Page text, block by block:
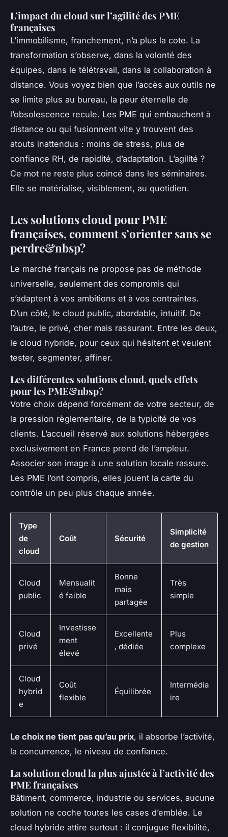
L’impact du cloud sur l’agilité des PME
françaises
L’immobilisme, franchement, n’a plus la cote. La
transformation s’observe, dans la volonté des
équipes, dans le télétravail, dans la collaboration à
distance. Vous voyez bien que l’accès aux outils ne
se limite plus au bureau, la peur éternelle de
l’obsolescence recule. Les PME qui embauchent à
distance ou qui fusionnent vite y trouvent des
atouts inattendus : moins de stress, plus de
confiance RH, de rapidité, d’adaptation. L’agilité ?
Ce mot ne reste plus coincé dans les séminaires.
Elle se matérialise, visiblement, au quotidien.
Les solutions cloud pour PME
françaises, comment s’orienter sans se
perdre&nbsp?
Le marché français ne propose pas de méthode
universelle, seulement des compromis qui
s’adaptent à vos ambitions et à vos contraintes.
D’un côté, le cloud public, abordable, intuitif. De
l’autre, le privé, cher mais rassurant. Entre les deux,
le cloud hybride, pour ceux qui hésitent et veulent
tester, segmenter, affiner.
Les différentes solutions cloud, quels effets
pour les PME&nbsp?
Votre choix dépend forcément de votre secteur, de
la pression règlementaire, de la typicité de vos
clients. L’accueil réservé aux solutions hébergées
exclusivement en France prend de l’ampleur.
Associer son image à une solution locale rassure.
Les PME l’ont compris, elles jouent la carte du
contrôle un peu plus chaque année.
Type
de
cloud
Coût Sécurité
Simplicité
de gestion
Cloud
public
Mensualit
é faible
Bonne
mais
partagée
Très
simple
Cloud
privé
Investisse
ment
élevé
Excellente
, dédiée
Plus
complexe
Cloud
hybrid
e
Coût
flexible
Équilibrée
Intermédia
ire
Le choix ne tient pas qu’au prix, il absorbe l’activité,
la concurrence, le niveau de confiance.
La solution cloud la plus ajustée à l’activité des
PME françaises
Bâtiment, commerce, industrie ou services, aucune
solution ne coche toutes les cases d’emblée. Le
cloud hybride attire surtout : il conjugue flexibilité,